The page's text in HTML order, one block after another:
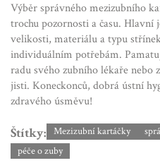
Výběr správného mezizubního
trochu pozornosti a času. Hlavní
velikosti, materiálu a typu
individuálním potřebám.
radu svého zubního lékaře nebo
jisti. Koneckonců, dobrá ústní
zdravého úsměvu!
Štítky: Mezizubní kartáčky
péče o zuby